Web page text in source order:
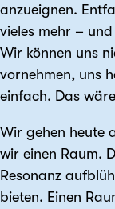
anzueignen.
vieles mehr –
Wir können uns
vornehmen, uns
einfach. Das
Wir gehen heute
wir einen Raum.
Resonanz
bieten. Einen